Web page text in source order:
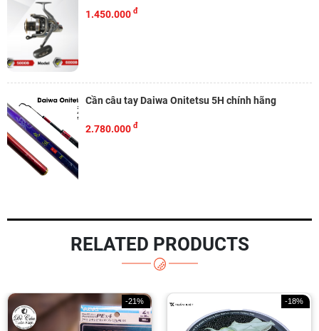
1.450.000 đ
Cần câu tay Daiwa Onitetsu 5H chính hãng
2.780.000 đ
RELATED PRODUCTS
-18% -21%